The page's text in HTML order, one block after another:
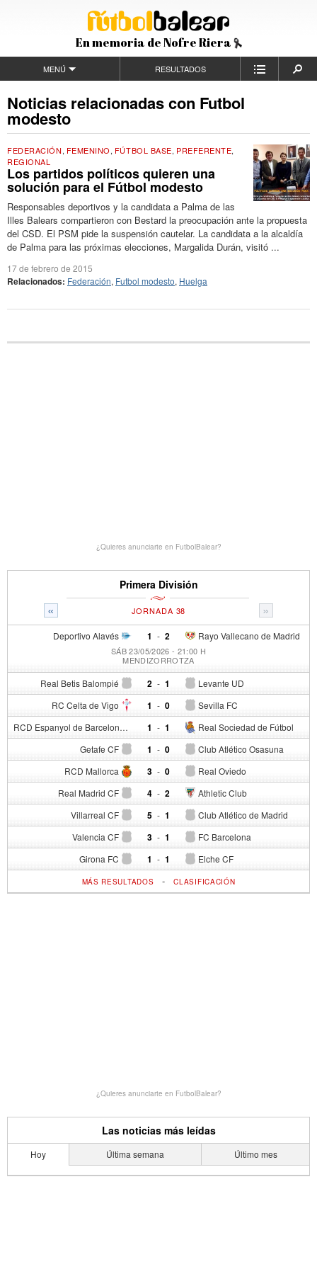
En memoria de Nofre Riera
MENÚ RESULTADOS
Noticias relacionadas con Futbol
modesto
FEDERACIÓN, FEMENINO, FÚTBOL BASE, PREFERENTE,
REGIONAL
Los partidos políticos quieren una
solución para el Fútbol modesto
Responsables deportivos y la candidata a Palma de las
Illes Balears compartieron con Bestard la preocupación ante la propuesta
del CSD. El PSM pide la suspensión cautelar. La candidata a la alcaldía
de Palma para las próximas elecciones, Margalida Durán, visitó ...
17 de febrero de 2015
Relacionados: Federación, Futbol modesto, Huelga
¿Quieres anunciarte en FutbolBalear?
Primera División
« »
JORNADA 38
Deportivo Alavés 1 - Rayo Vallecano de Madrid
2
SÁB 23/05/2026 - 21:00 H
MENDIZORROTZA
Real Betis Balompié 2 - Levante UD
1
RC Celta de Vigo 1 - Sevilla FC
0
RCD Espanyol de Barcelona 1 - Real Sociedad de Fútbol
1
Getafe CF 1 - Club Atlético Osasuna
0
RCD Mallorca 3 - Real Oviedo
0
Real Madrid CF 4 - Athletic Club
2
Villarreal CF 5 - Club Atlético de Madrid
1
Valencia CF 3 - FC Barcelona
1
Girona FC 1 - Elche CF
1
MÁS RESULTADOS -CLASIFICACIÓN
¿Quieres anunciarte en FutbolBalear?
Las noticias más leídas
Hoy Última semana Último mes